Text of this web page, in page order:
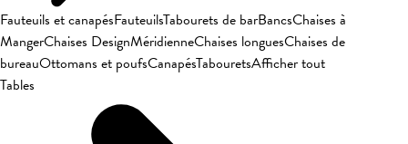
Fauteuils et canapésFauteuilsTabourets de barBancsChaises à
MangerChaises DesignMéridienneChaises longuesChaises de
bureauOttomans et poufsCanapésTabouretsAfficher tout
Tables